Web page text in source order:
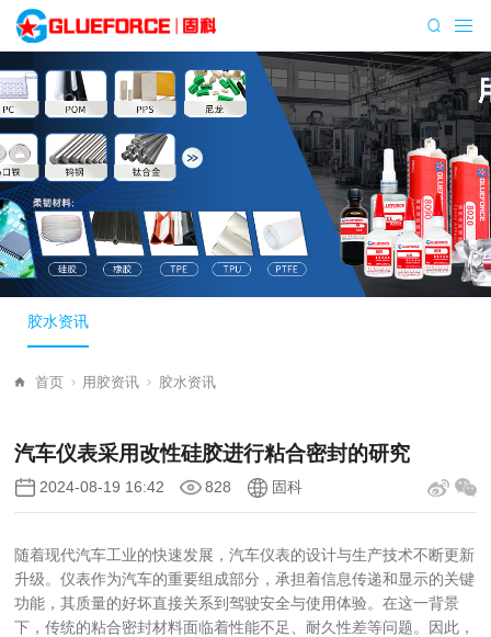
胶水资讯
首页 用胶资讯 胶水资讯
汽车仪表采用改性硅胶进行粘合密封的研究
2024-08-19 16:42 828 固科
随着现代汽车工业的快速发展，汽车仪表的设计与生产技术不断更新
升级。仪表作为汽车的重要组成部分，承担着信息传递和显示的关键
功能，其质量的好坏直接关系到驾驶安全与使用体验。在这一背景
下，传统的粘合密封材料面临着性能不足、耐久性差等问题。因此，